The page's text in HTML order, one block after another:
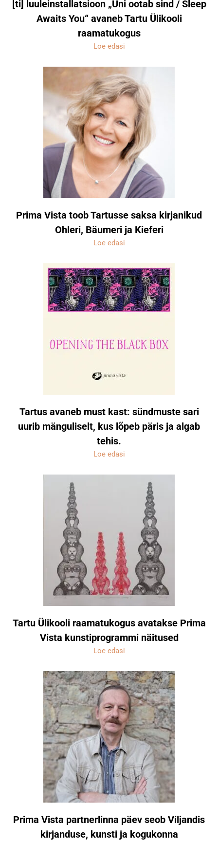
[ti] luuleinstallatsioon „Uni ootab sind / Sleep
Awaits You“ avaneb Tartu Ülikooli
raamatukogus
Loe edasi
Prima Vista toob Tartusse saksa kirjanikud
Ohleri, Bäumeri ja Kieferi
Loe edasi
Tartus avaneb must kast: sündmuste sari
uurib mänguliselt, kus lõpeb päris ja algab
tehis.
Loe edasi
Tartu Ülikooli raamatukogus avatakse Prima
Vista kunstiprogrammi näitused
Loe edasi
Prima Vista partnerlinna päev seob Viljandis
kirjanduse, kunsti ja kogukonna